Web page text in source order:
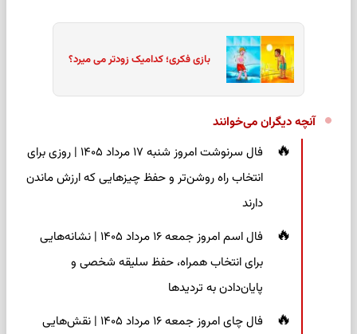
بازی فکری؛ کدامیک زودتر می میرد؟
آنچه دیگران می‌خوانند
فال سرنوشت امروز شنبه ۱۷ مرداد ۱۴۰۵ | روزی برای
انتخاب راه روشن‌تر و حفظ چیزهایی که ارزش ماندن
دارند
فال اسم امروز جمعه ۱۶ مرداد ۱۴۰۵ | نشانه‌هایی
برای انتخاب همراه، حفظ سلیقه شخصی و
پایان‌دادن به تردیدها
فال چای امروز جمعه ۱۶ مرداد ۱۴۰۵ | نقش‌هایی